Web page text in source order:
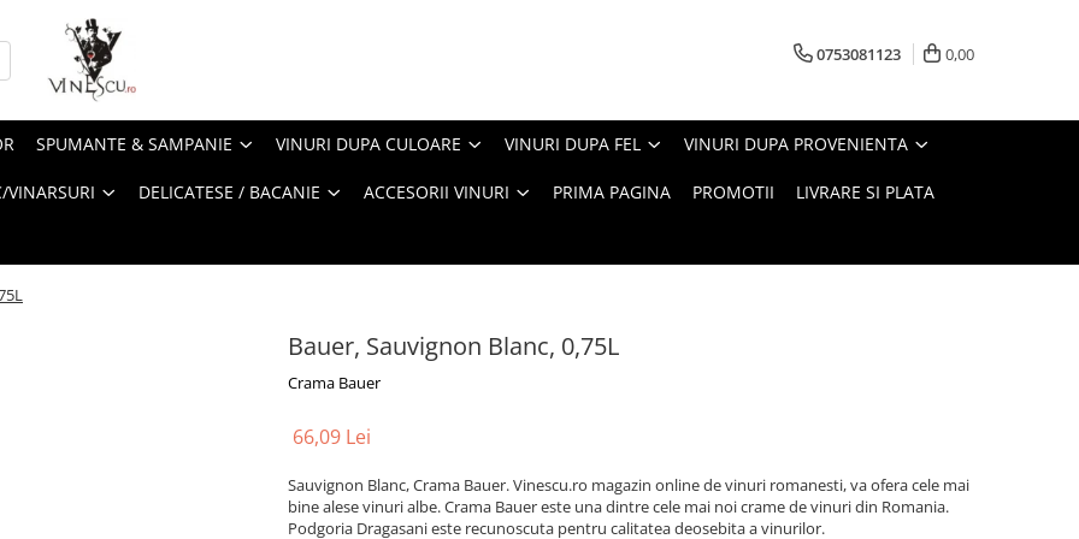
0753081123 0,00
SPUMANTE & SAMPANIE VINURI DUPA CULOARE VINURI DUPA FEL VINURI DUPA PROVENIENTA
DELICATESE / BACANIE ACCESORII VINURI PRIMA PAGINA PROMOTII LIVRARE SI PLATA
Bauer, Sauvignon Blanc, 0,75L
Crama Bauer
66,09 Lei
Sauvignon Blanc, Crama Bauer. Vinescu.ro magazin online de vinuri romanesti, va ofera cele mai
bine alese vinuri albe. Crama Bauer este una dintre cele mai noi crame de vinuri din Romania.
Podgoria Dragasani este recunoscuta pentru calitatea deosebita a vinurilor.